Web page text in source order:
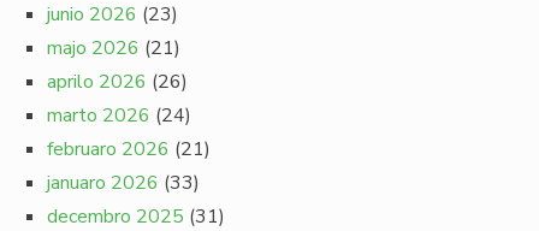
junio 2026 (23)
majo 2026 (21)
aprilo 2026 (26)
marto 2026 (24)
februaro 2026 (21)
januaro 2026 (33)
decembro 2025 (31)